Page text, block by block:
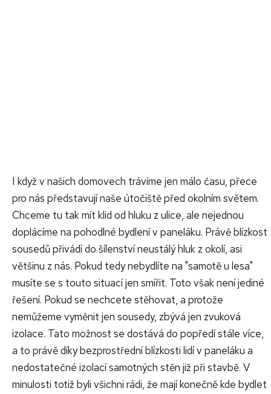
I když v našich domovech trávíme jen málo času, přece
pro nás představují naše útočiště před okolním světem.
Chceme tu tak mít klid od hluku z ulice, ale nejednou
doplácíme na pohodlné bydlení v paneláku. Právě blízkost
sousedů přivádí do šílenství neustálý hluk z okolí, asi
většinu z nás. Pokud tedy nebydlíte na "samotě u lesa"
musíte se s touto situací jen smířit. Toto však není jediné
řešení. Pokud se nechcete stěhovat, a protože
nemůžeme vyměnit jen sousedy, zbývá jen zvuková
izolace. Tato možnost se dostává do popředí stále více,
a to právě díky bezprostřední blízkosti lidí v paneláku a
nedostatečné izolací samotných stěn již při stavbě. V
minulosti totiž byli všichni rádi, že mají konečně kde bydlet